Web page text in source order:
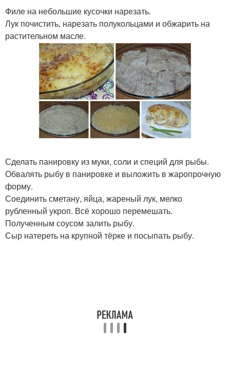
Филе на небольшие кусочки нарезать.
Лук почистить, нарезать полукольцами и обжарить на
растительном масле.
Сделать панировку из муки, соли и специй для рыбы.
Обвалять рыбу в панировке и выложить в жаропрочную
форму.
Соединить сметану, яйца, жареный лук, мелко
рубленный укроп. Всё хорошо перемешать.
Полученным соусом залить рыбу.
Сыр натереть на крупной тёрке и посыпать рыбу.